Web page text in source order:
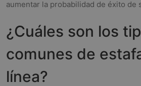
aumentar la probabilidad de éxito de
¿Cuáles son los
comunes de
línea?